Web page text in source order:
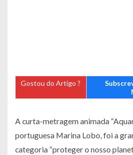
Gostou do Artigo ?
A curta-metragem animada
portuguesa Marina Lobo, foi a
categoria “proteger o nosso